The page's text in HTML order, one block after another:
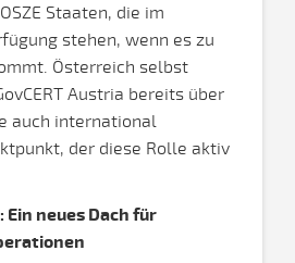
Staaten, die im
stehen, wenn es zu
Österreich selbst
Austria bereits über
auch international
der diese Rolle aktiv
Ein neues Dach für